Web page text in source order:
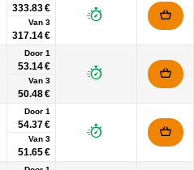
333.83 €
Van 3
317.14 €
Door 1
53.14 €
Van 3
50.48 €
Door 1
54.37 €
Van 3
51.65 €